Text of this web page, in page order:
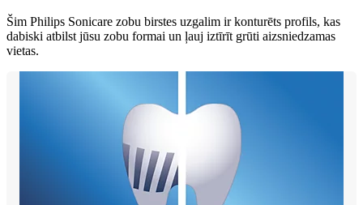
Šim Philips Sonicare zobu birstes uzgalim ir konturēts profils, kas
dabiski atbilst jūsu zobu formai un ļauj iztīrīt grūti aizsniedzamas
vietas.